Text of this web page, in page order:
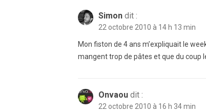
Simon dit :
22 octobre 2010 à 14 h 13 min
Mon fiston de 4 ans m’expliquait le
mangent trop de pâtes et que du coup
Onvaou dit :
22 octobre 2010 à 16 h 34 min